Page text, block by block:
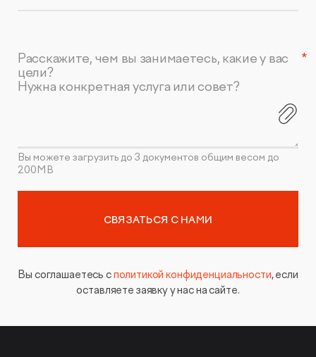
Расскажите, чем вы занимаетесь, какие у вас
цели?
Нужна конкретная услуга или совет?
Вы можете загрузить до 3 документов общим весом до
200MB
СВЯЗАТЬСЯ С НАМИ
Вы соглашаетесь сполитикой конфиденциальности, если
оставляете заявку у нас на сайте.